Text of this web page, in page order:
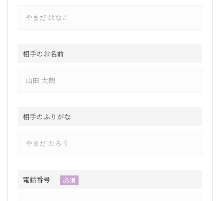
相手のお名前
相手のふりがな
電話番号 必須